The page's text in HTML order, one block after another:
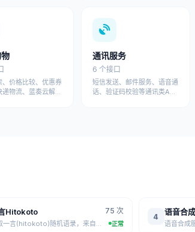
、价格比较、优惠券
递物流、蓝奏云解析
通讯服务
6 个接口
短信发送、邮件服务、语音通
话、验证码校验等通讯类API
Hitokoto 75 次
正常
4
语音合
语音合成